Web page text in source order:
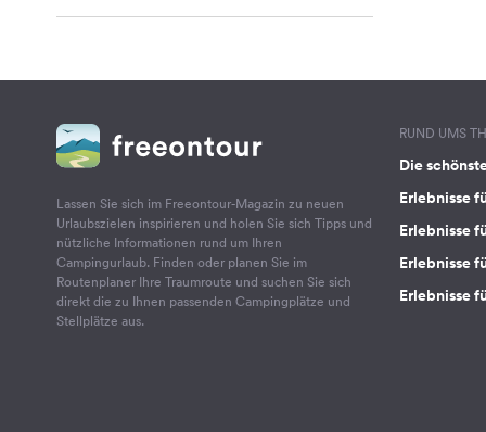
Lassen Sie sich im Freeontour-Magazin zu neuen
Urlaubszielen inspirieren und holen Sie sich Tipps und
nützliche Informationen rund um Ihren
Campingurlaub. Finden oder planen Sie im
Routenplaner Ihre Traumroute und suchen Sie sich
direkt die zu Ihnen passenden Campingplätze und
Stellplätze aus.
RUND UMS
Die
Erlebnisse
Erlebnisse
Erlebnisse
Erlebnisse